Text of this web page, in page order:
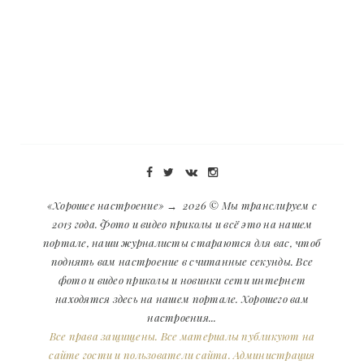
«Хорошее настроение» → 2026 © Мы транслируем с
2013 года. Фото и видео приколы и всё это на нашем
портале, наши журналисты стараются для вас, чтоб
поднять вам настроение в считанные секунды. Все
фото и видео приколы и новинки сети интернет
находятся здесь на нашем портале. Хорошего вам
настроения...
Все права защищены. Все материалы публикуют на
сайте гости и пользователи сайта. Администрация